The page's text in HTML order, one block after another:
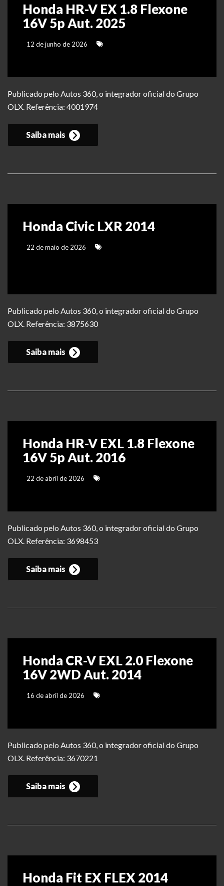
Honda HR-V EX 1.8 Flexone
16V 5p Aut. 2025
12 de junho de 2026
Publicado pelo Autos 360, o integrador oficial do Grupo
OLX. Referência: 4001974
Saiba mais
Honda Civic LXR 2014
22 de maio de 2026
Publicado pelo Autos 360, o integrador oficial do Grupo
OLX. Referência: 3875630
Saiba mais
Honda HR-V EXL 1.8 Flexone
16V 5p Aut. 2016
22 de abril de 2026
Publicado pelo Autos 360, o integrador oficial do Grupo
OLX. Referência: 3698453
Saiba mais
Honda CR-V EXL 2.0 Flexone
16V 2WD Aut. 2014
16 de abril de 2026
Publicado pelo Autos 360, o integrador oficial do Grupo
OLX. Referência: 3670221
Saiba mais
Honda Fit EX FLEX 2014